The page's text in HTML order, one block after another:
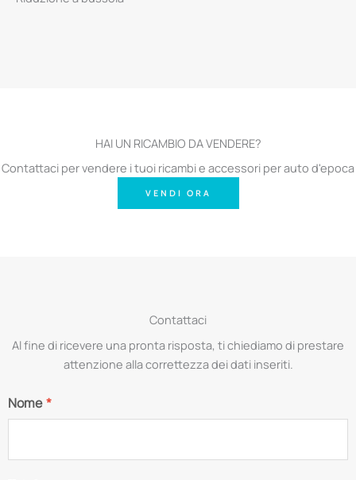
HAI UN RICAMBIO DA VENDERE?
Contattaci per vendere i tuoi ricambi e accessori per auto d'epoca
VENDI ORA
Contattaci
Al fine di ricevere una pronta risposta, ti chiediamo di prestare
attenzione alla correttezza dei dati inseriti.
Nome*